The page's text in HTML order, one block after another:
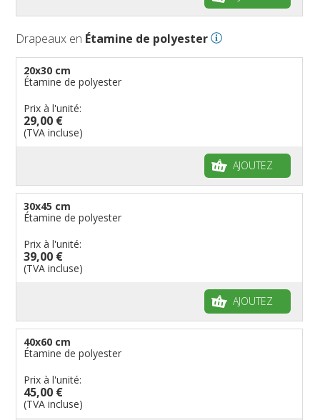
Drapeaux en Étamine de polyester
20x30 cm
Étamine de polyester
Prix à l'unité:
29,00 €
(TVA incluse)
AJOUTEZ
30x45 cm
Étamine de polyester
Prix à l'unité:
39,00 €
(TVA incluse)
AJOUTEZ
40x60 cm
Étamine de polyester
Prix à l'unité:
45,00 €
(TVA incluse)